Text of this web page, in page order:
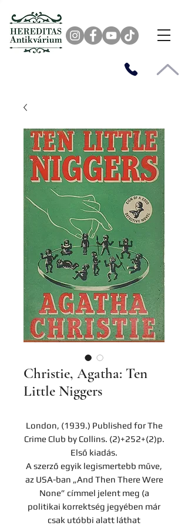
Christie, Agatha: Ten
Little Niggers
London, (1939.) Published for The
Crime Club by Collins. (2)+252+(2)p.
Első kiadás.
A szerző egyik legismertebb műve,
az USA-ban „And Then There Were
None” címmel jelent meg (a
politikai korrektség jegyében már
csak utóbbi alatt láthat